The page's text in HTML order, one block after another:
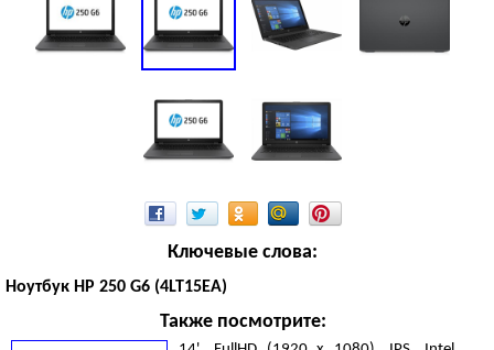
Ключевые слова:
Ноутбук HP 250 G6 (4LT15EA)
Также посмотрите: